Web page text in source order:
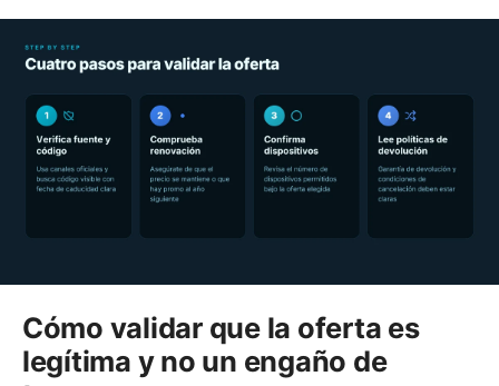
Cómo validar que la oferta es
legítima y no un engaño de